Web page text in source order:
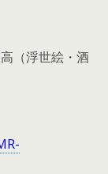
（浮世絵・酒